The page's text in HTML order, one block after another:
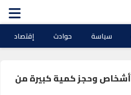
سياسة حوادث إقتصاد
جرسيف: توقيف 3 أشخاص وحجز كمية كبيرة من